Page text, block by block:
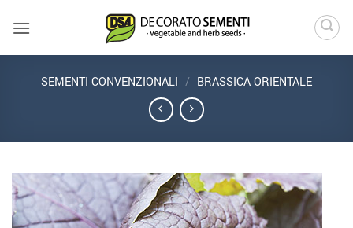
SEMENTI CONVENZIONALI / BRASSICA ORIENTALE